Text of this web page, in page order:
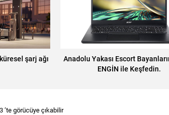
şarj ağı
Anadolu Yakası Escort
ENGİN ile Keşfedin.
’te görücüye çıkabilir